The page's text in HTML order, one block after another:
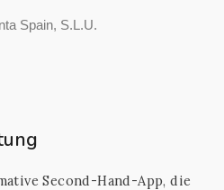
Spain, S.L.U.
Second-Hand-App, die